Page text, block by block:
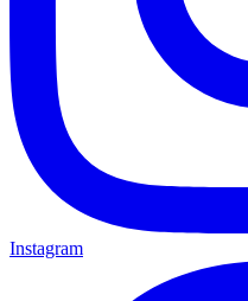
Instagram